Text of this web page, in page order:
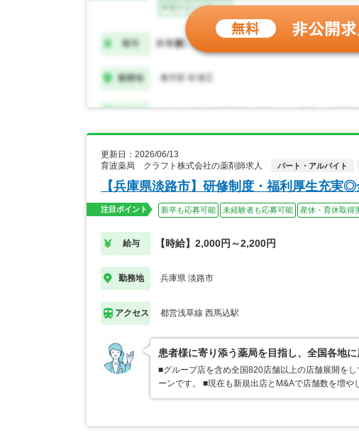
更新日：2026/06/13
育波薬局 クラフト株式会社の薬剤師求人
パート・アルバイト
【兵庫県淡路市】研修制度・福利厚生充
注目ポイント 新卒も応募可能 未経験者も応募可能 産休・育休取得
給与 【時給】2,000円～2,200円
勤務地 兵庫県 淡路市
アクセス 都営浅草線 西馬込駅
患者様に寄り添う薬局を目指し、全国各地
■グループ店を含め全国820店舗以上の店舗展開を
ーンです。 ■現在も新規出店とM&Aで店舗数を増